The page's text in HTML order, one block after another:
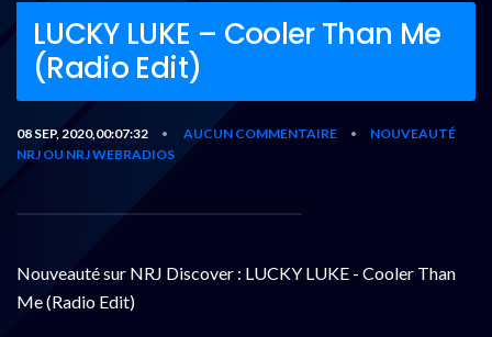
LUCKY LUKE – Cooler Than Me
(Radio Edit)
08 SEP, 2020,00:07:32 • AUCUN COMMENTAIRE •
NOUVEAUTÉ
NRJ OU NRJ WEBRADIOS
Nouveauté sur NRJ Discover : LUCKY LUKE - Cooler Than
Me (Radio Edit)